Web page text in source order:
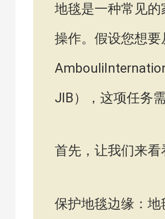
地毯是一种常见
操作。假设您想
JIB），这项任务
首先，让我们来看
保护地毯边缘：地